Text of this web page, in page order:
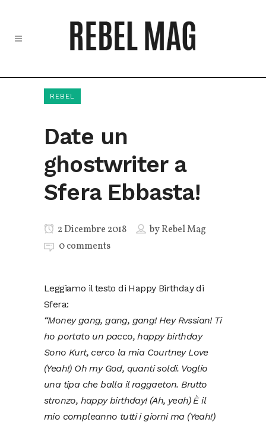
REBEL
Date un
ghostwriter a
Sfera Ebbasta!
2 Dicembre 2018 byRebel Mag
0 comments
Leggiamo il testo di Happy Birthday di
Sfera:
“Money gang, gang, gang! Hey Rvssian! Ti
ho portato un pacco, happy birthday
Sono Kurt, cerco la mia Courtney Love
(Yeah!) Oh my God, quanti soldi. Voglio
una tipa che balla il raggaeton. Brutto
stronzo, happy birthday! (Ah, yeah) È il
mio compleanno tutti i giorni ma (Yeah!)